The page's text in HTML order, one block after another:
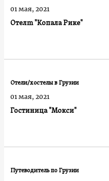
Отелm "Копала Рике"
01 мая, 2021
Гостиница "Мокси"
Отели/хостелы в Грузии
01 мая, 2021
Путеводитель по Грузии